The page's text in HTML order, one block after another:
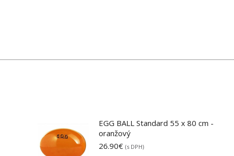
EGG BALL Standard 55 x 80 cm -
oranžový
26.90€ (s DPH)